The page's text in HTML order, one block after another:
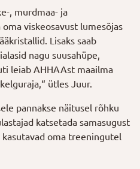
, murdmaa- ja
viskeosavust lumesõjas
Lisaks saab
nagu suusahüpe,
leiab AHHAAst maailma
ütles Juur.
pannakse näitusel rõhku
katsetada samasugust
oma treeningutel